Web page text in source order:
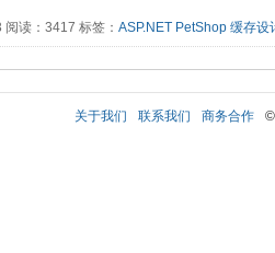
读：3417 标签： ASP.NET PetShop 缓存设
关于我们 联系我们 商务合作